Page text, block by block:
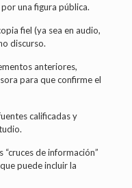
una figura pública.
fiel (ya sea en audio,
discurso.
anteriores,
para que confirme el
calificadas y
“cruces de información”
puede incluir la